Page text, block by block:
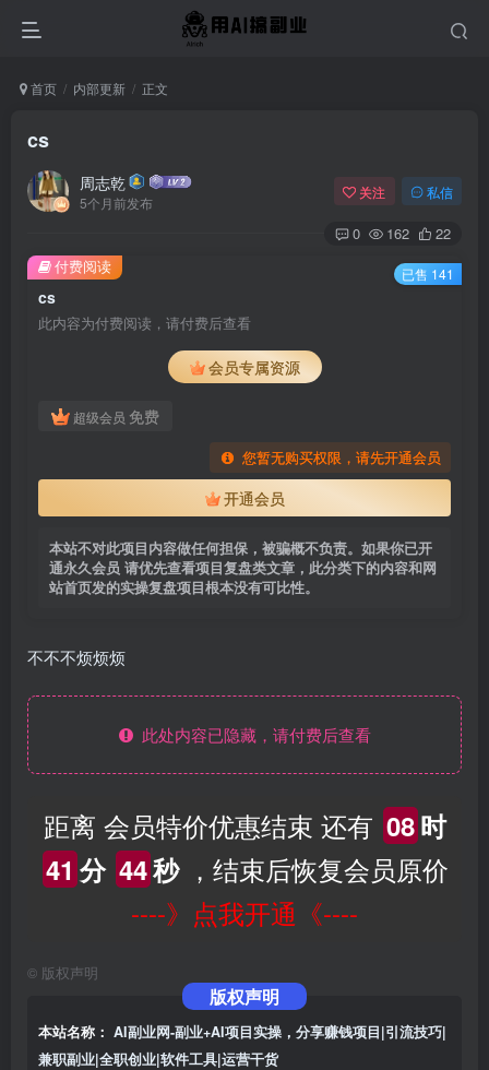
首页 内部更新 正文
cs
周志乾
5个月前发布
关注 私信
0 162 22
cs
此内容为付费阅读，请付费后查看
会员专属资源
超级会员 免费
您暂无购买权限，请先开通会员
开通会员
本站不对此项目内容做任何担保，被骗概不负责。如果你已开
通永久会员 请优先查看项目复盘类文章，此分类下的内容和网
站首页发的实操复盘项目根本没有可比性。
付费阅读 已售 141
不不不烦烦烦
此处内容已隐藏，请付费后查看
距离 会员特价优惠结束 还有 08时
41 分 44秒，结束后恢复会员原价
----》点我开通《----
© 版权声明
版权声明
本站名称： AI副业网-副业+AI项目实操，分享赚钱项目|引流技巧|
兼职副业|全职创业|软件工具|运营干货